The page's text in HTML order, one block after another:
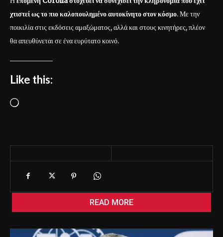
χτιστεί ως το πιο καλοπουλημένο αυτοκίνητο στον κόσμο. Με την
ποικιλία στις εκδόσεις αμαξώματος, αλλά και στους κινητήρες, πλέον
θα απευθύνεται σε ένα ευρύτατο κοινό.
Like this:
L
d
READ MORE